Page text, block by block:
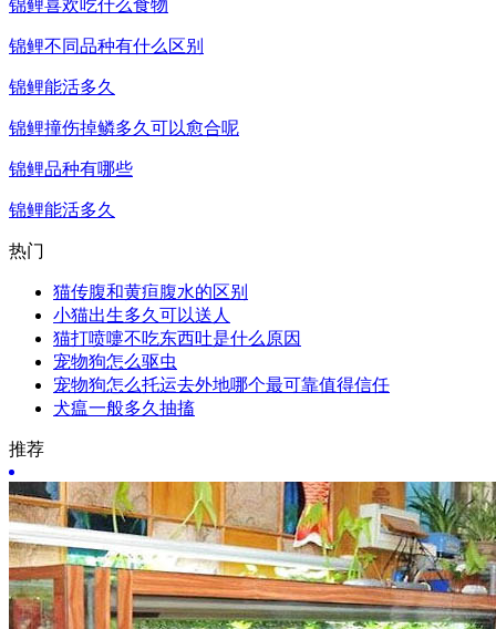
锦鲤喜欢吃什么食物
锦鲤不同品种有什么区别
锦鲤能活多久
锦鲤撞伤掉鳞多久可以愈合呢
锦鲤品种有哪些
锦鲤能活多久
热门
猫传腹和黄疸腹水的区别
小猫出生多久可以送人
猫打喷嚏不吃东西吐是什么原因
宠物狗怎么驱虫
宠物狗怎么托运去外地哪个最可靠值得信任
犬瘟一般多久抽搐
推荐